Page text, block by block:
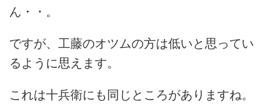
ん・・。
ですが、工藤のオツムの方は低いと思ってい
るように思えます。
これは十兵衛にも同じところがありますね。